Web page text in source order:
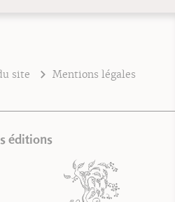
site
Mentions légales
éditions